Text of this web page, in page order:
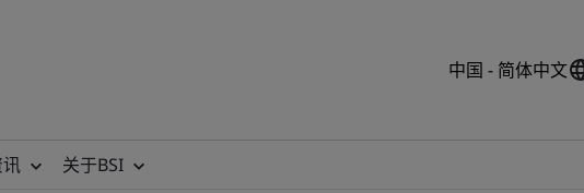
中国 - 简体中文
关于BSI